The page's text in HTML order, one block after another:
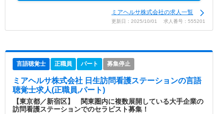
ミアヘルサ株式会社の求人一覧
更新日：2025/10/01 求人番号：555201
言語聴覚士 正職員 パート 募集停止
ミアヘルサ株式会社 日生訪問看護ステーションの言語
聴覚士求人(正職員,パート)
【東京都／新宿区】 関東圏内に複数展開している大手企業の
訪問看護ステーションでのセラピスト募集！